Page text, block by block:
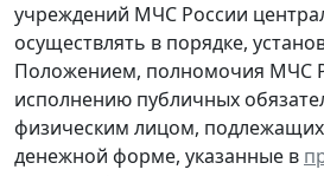
учреждений МЧС России
осуществлять в порядке,
Положением, полномочия МЧС
исполнению публичных
физическим лицом,
денежной форме, указанные в